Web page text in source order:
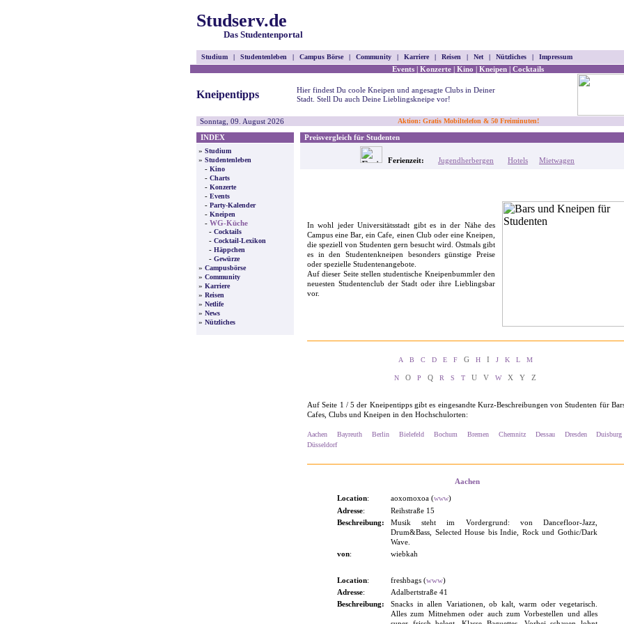
Studserv.de
Das Studentenportal
Studium | Studentenleben | Campus Börse | Community | Karriere | Reisen | Net | Nützliches | Impressum
Events | Konzerte | Kino | Kneipen | Cocktails
Kneipentipps
Hier findest Du coole Kneipen und angesagte Clubs in Deiner
Stadt. Stell Du auch Deine Lieblingskneipe vor!
Sonntag, 09. August 2026 Aktion: Gratis Mobiltelefon & 50 Freiminuten!
INDEX
» Studium
» Studentenleben
- Kino
- Charts
- Konzerte
- Events
- Party-Kalender
- Kneipen
- WG-Küche
- Cocktails
- Cocktail-Lexikon
- Häppchen
- Gewürze
» Campusbörse
» Community
» Karriere
» Reisen
» Netlife
» News
» Nützliches
Preisvergleich für Studenten
Ferienzeit: Jugendherbergen Hotels Mietwagen
In wohl jeder Universitätsstadt gibt es in der Nähe des
Campus eine Bar, ein Cafe, einen Club oder eine Kneipen,
die speziell von Studenten gern besucht wird. Ostmals gibt
es in den Studenten­kneipen besonders günstige Preise
oder spezielle Studenten­angebote.
Auf dieser Seite stellen studentische Kneipenbummler den
neuesten Studenten­club der Stadt oder ihre Lieblingsbar
vor.
A B C D E FG HI J K L M
N O P Q R S T U V WX Y Z
Auf Seite 1 / 5 der Kneipentipps gibt es eingesandte Kurz-Beschreibungen von Studenten für
Cafes, Clubs und Kneipen in den Hochschulorten:
Aachen Bayreuth Berlin Bielefeld Bochum Bremen Chemnitz Dessau Dresden
Duisburg
Düsseldorf
Aachen
Location: aoxomoxoa (www)
Adresse:
Reihstraße 15
Beschreibung:
Musik steht im Vordergrund: von Dancefloor-Jazz,
Drum&Bass, Selected House bis Indie, Rock und Gothic/Dark
Wave.
von: wiebkah
Location: freshbags (www)
Adresse:
Adalbertstraße 41
Beschreibung:
Snacks in allen Variationen, ob kalt, warm oder vegetarisch.
Alles zum Mitnehmen oder auch zum Vorbestellen und alles